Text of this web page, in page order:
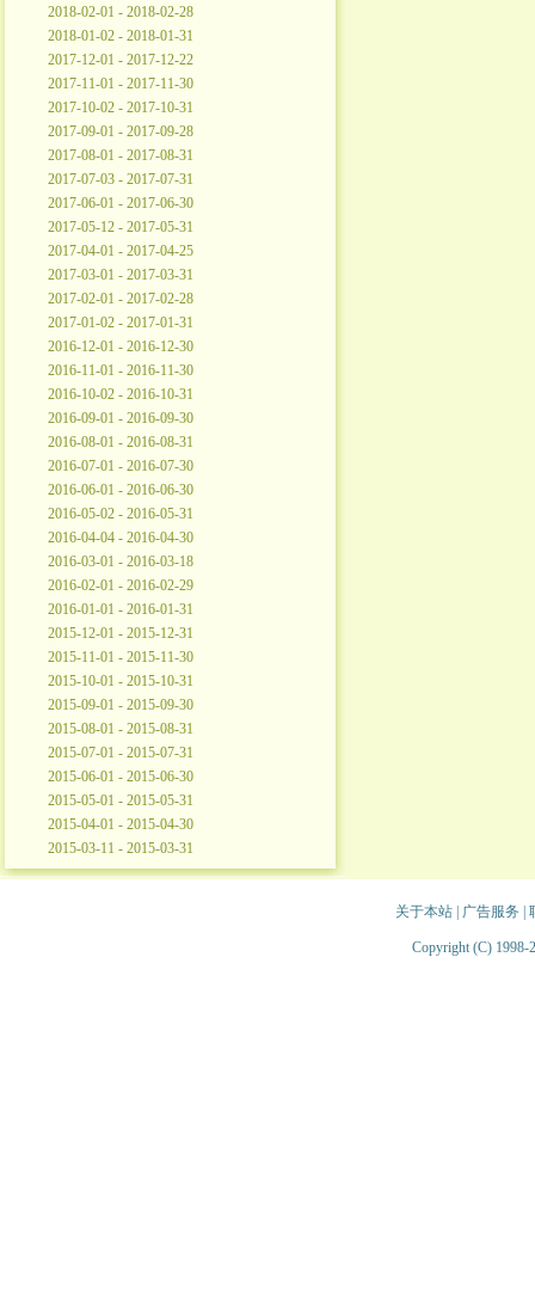
2018-02-01 - 2018-02-28
2018-01-02 - 2018-01-31
2017-12-01 - 2017-12-22
2017-11-01 - 2017-11-30
2017-10-02 - 2017-10-31
2017-09-01 - 2017-09-28
2017-08-01 - 2017-08-31
2017-07-03 - 2017-07-31
2017-06-01 - 2017-06-30
2017-05-12 - 2017-05-31
2017-04-01 - 2017-04-25
2017-03-01 - 2017-03-31
2017-02-01 - 2017-02-28
2017-01-02 - 2017-01-31
2016-12-01 - 2016-12-30
2016-11-01 - 2016-11-30
2016-10-02 - 2016-10-31
2016-09-01 - 2016-09-30
2016-08-01 - 2016-08-31
2016-07-01 - 2016-07-30
2016-06-01 - 2016-06-30
2016-05-02 - 2016-05-31
2016-04-04 - 2016-04-30
2016-03-01 - 2016-03-18
2016-02-01 - 2016-02-29
2016-01-01 - 2016-01-31
2015-12-01 - 2015-12-31
2015-11-01 - 2015-11-30
2015-10-01 - 2015-10-31
2015-09-01 - 2015-09-30
2015-08-01 - 2015-08-31
2015-07-01 - 2015-07-31
2015-06-01 - 2015-06-30
2015-05-01 - 2015-05-31
2015-04-01 - 2015-04-30
2015-03-11 - 2015-03-31
关于本站| 广告服务
Copyright (C) 1998-